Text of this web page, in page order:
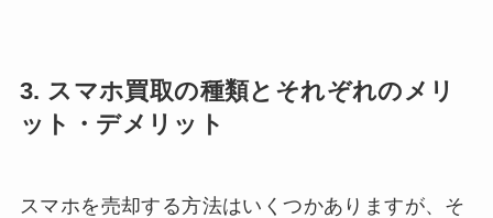
3. スマホ買取の種類とそれぞれのメリ
ット・デメリット
スマホを売却する方法はいくつかありますが、そ